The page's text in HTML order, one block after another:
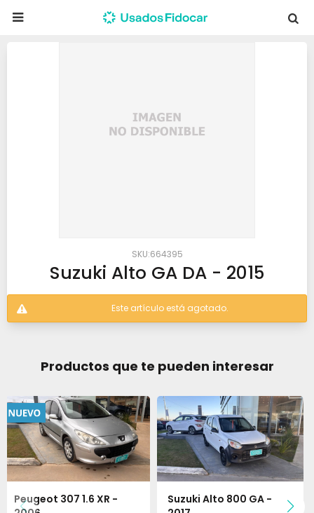

664395
Suzuki Alto GA DA - 2015
Este artículo está agotado.
Productos que te pueden interesar
Peugeot 307 1.6 XR -
Suzuki Alto 800 GA -